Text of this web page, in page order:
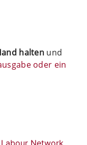
halten und
oder ein
Network